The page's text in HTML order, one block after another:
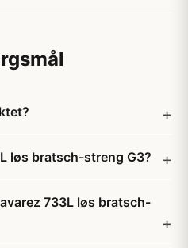
løs bratsch-streng G3?
733L løs bratsch-